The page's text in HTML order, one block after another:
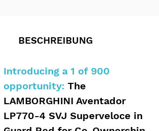
BESCHREIBUNG
Introducing a 1 of 900
opportunity: The
LAMBORGHINI Aventador
LP770-4 SVJ Superveloce in